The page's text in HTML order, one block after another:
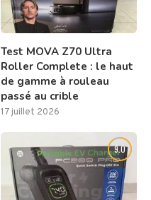
Test MOVA Z70 Ultra
Roller Complete : le haut
de gamme à rouleau
passé au crible
17 juillet 2026
9.0